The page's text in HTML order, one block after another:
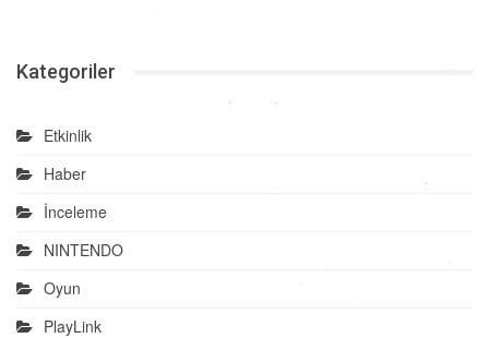
Kategoriler
Etkinlik
Haber
İnceleme
NINTENDO
Oyun
PlayLink